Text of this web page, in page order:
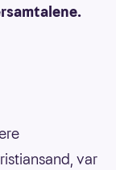
var